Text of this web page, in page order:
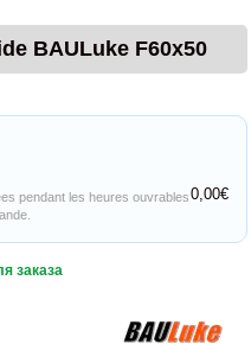
BAULuke F60x50
заказа
pendant les heures ouvrables0,00€